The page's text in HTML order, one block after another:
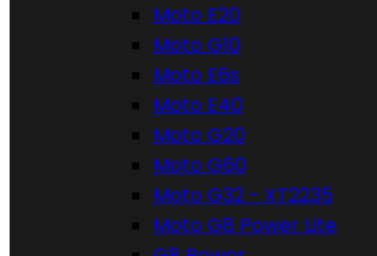
Moto E20
Moto G10
Moto E6s
Moto E40
Moto G20
Moto G60
Moto G32 - XT2235
Moto G8 Power Lite